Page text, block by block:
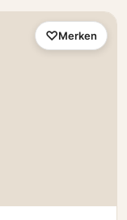
Merken